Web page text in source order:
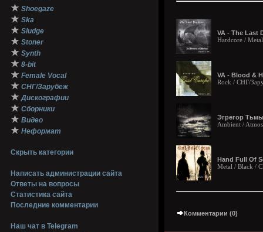
★ Shoegaze
★ Ska
★ Sludge
★ Stoner
★ Synth
★ 8-bit
★ Female Vocal
★ СНГ/Зарубеж
★ Дискографии
★ Сборники
★ Видео
★ Неформат
Скрыть категории
Написать администрации сайта
Ответы на вопросы
Статистика сайта
Последние комментарии
Наш чат в Telegram
VA - The Last
Hardcore /
VA - Blood &
Rock / СНГ/
Эгрегор
Ambient /
Hand Full Of
Metal / Black /
Комментарии (0)